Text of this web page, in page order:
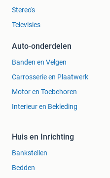
Stereo's
Televisies
Auto-onderdelen
Banden en Velgen
Carrosserie en Plaatwerk
Motor en Toebehoren
Interieur en Bekleding
Huis en Inrichting
Bankstellen
Bedden